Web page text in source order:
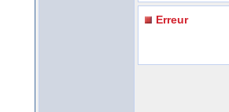
Erreur